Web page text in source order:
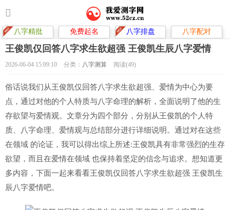
八字精批 免费起名 八字排盘 八字配对
王俊凯仅回答八字求生欲超强 王俊凯生辰八字爱情
2026-06-04 15:09:10 分类： 八字测算 阅读(49)
俗话说我们从王俊凯仅回答八字求生欲超强、爱情为中心为要
点，通过对他的个人特质与八字命理的解析，全面说明了他的生
存欲望与爱情观。文章分为四个部分，分别从王俊凯的个人特
质、八字命理、爱情观与总结部分进行详细说明。通过对在这些
在领域 的论证，我可以得出综上所述:王俊凯具有非常强烈的生存
欲望，而且在爱情在领域 也保持着坚定的信念与追求。想知道更
多内容，下面一起来看看王俊凯仅回答八字求生欲超强 王俊凯生
辰八字爱情吧。